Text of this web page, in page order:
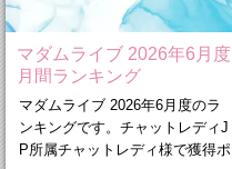
マダムライブ 2026年6月度
月間ランキング
マダムライブ 2026年6月度のラ
ンキングです。チャットレディJ
P所属チャットレディ様で獲得ポ